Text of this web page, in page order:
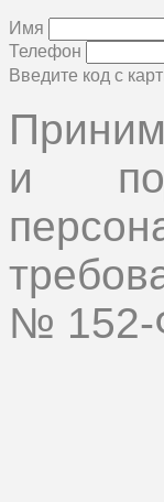
Имя
Телефон
Введите код с
и
№ 152-